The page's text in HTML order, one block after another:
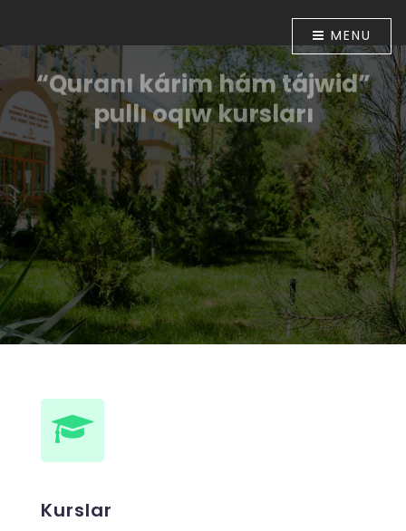
MENU
“Quranı kárim hám tájwid”
pullı oqıw kursları
Ózbekstan Respublikası Prezidentiniń “Diniy-
aǵartıwshılıq tarawınıń jumısın túpkilikli jetilistiriw
ilajları haqqında”ǵı 2018-jıl 16-apreldegi PP-5416-sanlı
Pármanı menen tastıyıqlanǵan ilajlar
Baǵdarlamasınıń 6-bántinde belgilengen
wazıypalardıń orınlanıwın támiyinlew maqsetinde
Ózbekstan musılmanları mákemesiniń 2018-jıl 30-
apreldegi 01A/056-sanlı buyrıǵı tastıyıqlanǵan. Usı
múnásibet penen Muhammad ibn Ahmad al-Beruniy
Kurslar